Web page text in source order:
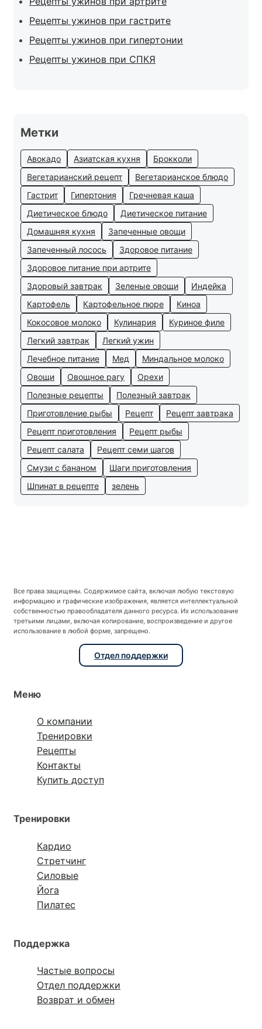
Рецепты ужинов при гастрите
Рецепты ужинов при гипертонии
Рецепты ужинов при СПКЯ
Метки
Авокадо Азиатская кухня
Брокколи
Вегетарианский рецепт
Вегетарианское блюдо
Гастрит
Гипертония
Гречневая каша
Диетическое блюдо
Диетическое питание
Домашняя кухня
Запеченные овощи
Запеченный лосось
Здоровое питание
Здоровое питание при артрите
Здоровый завтрак
Зеленые овощи
Индейка
Картофель
Картофельное пюре
Киноа
Кокосовое молоко
Кулинария
Куриное филе
Легкий завтрак
Легкий ужин
Лечебное питание
Мед
Миндальное молоко
Овощи
Овощное рагу
Орехи
Полезные рецепты
Полезный завтрак
Приготовление рыбы
Рецепт
Рецепт завтрака
Рецепт приготовления
Рецепт рыбы
Рецепт салата
Рецепт семи шагов
Смузи с бананом
Шаги приготовления
Шпинат в рецепте
зелень
Все права защищены. Содержимое сайта, включая любую текстовую
информацию и графические изображения, является интеллектуальной
собственностью правообладателя данного ресурса. Их использование
третьими лицами, включая копирование, воспроизведение и другое
использование в любой форме, запрещено.
Отдел поддержки
Меню
О компании
Тренировки
Рецепты
Контакты
Купить доступ
Тренировки
Кардио
Стретчинг
Силовые
Йога
Пилатес
Поддержка
Частые вопросы
Отдел поддержки
Возврат и обмен